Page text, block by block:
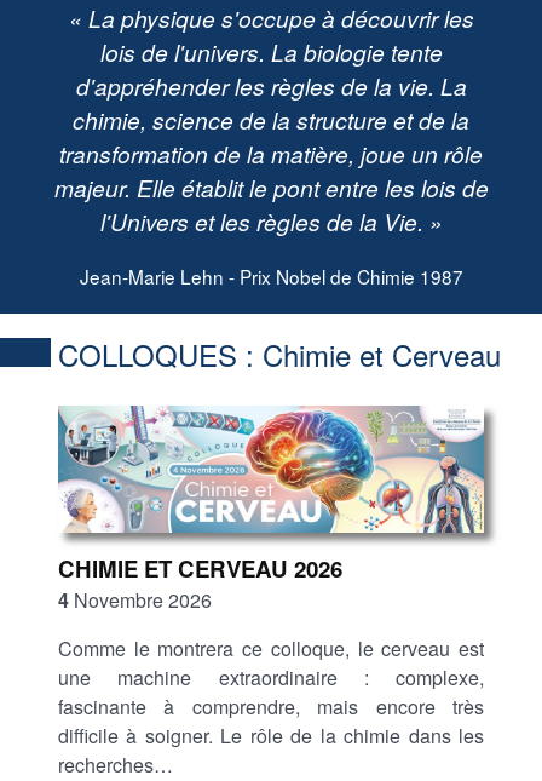
« La physique s'occupe à découvrir les
lois de l'univers. La biologie tente
d'appréhender les règles de la vie. La
chimie, science de la structure et de la
transformation de la matière, joue un rôle
majeur. Elle établit le pont entre les lois de
l'Univers et les règles de la Vie. »
Jean-Marie Lehn - Prix Nobel de Chimie 1987
COLLOQUES : Chimie et Cerveau
CHIMIE ET CERVEAU 2026
4 Novembre 2026
Comme le montrera ce colloque, le cerveau est
une machine extraordinaire : complexe,
fascinante à comprendre, mais encore très
difficile à soigner. Le rôle de la chimie dans les
recherches…